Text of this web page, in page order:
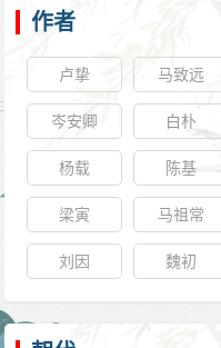
作者
卢挚 马致远
岑安卿 白朴
杨载 陈基
梁寅 马祖常
刘因 魏初